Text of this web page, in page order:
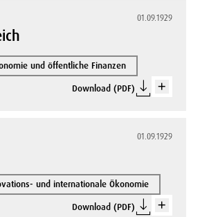
01.09.1929
und öffentliche Finanzen
Download (PDF)
01.09.1929
und internationale Ökonomie
Download (PDF)